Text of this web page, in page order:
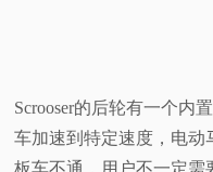
专
题
Scrooser的后轮有一个内
车加速到特定速度，电动
板车不通，用户不一定需